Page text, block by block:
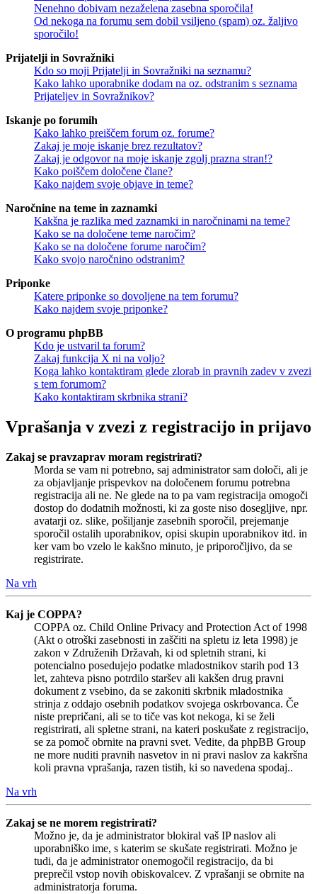
Nenehno dobivam nezaželena zasebna sporočila!
Od nekoga na forumu sem dobil vsiljeno (spam) oz. žaljivo
sporočilo!
Prijatelji in Sovražniki
Kdo so moji Prijatelji in Sovražniki na seznamu?
Kako lahko uporabnike dodam na oz. odstranim s seznama
Prijateljev in Sovražnikov?
Iskanje po forumih
Kako lahko preiščem forum oz. forume?
Zakaj je moje iskanje brez rezultatov?
Zakaj je odgovor na moje iskanje zgolj prazna stran!?
Kako poiščem določene člane?
Kako najdem svoje objave in teme?
Naročnine na teme in zaznamki
Kakšna je razlika med zaznamki in naročninami na teme?
Kako se na določene teme naročim?
Kako se na določene forume naročim?
Kako svojo naročnino odstranim?
Priponke
Katere priponke so dovoljene na tem forumu?
Kako najdem svoje priponke?
O programu phpBB
Kdo je ustvaril ta forum?
Zakaj funkcija X ni na voljo?
Koga lahko kontaktiram glede zlorab in pravnih zadev v zvezi
s tem forumom?
Kako kontaktiram skrbnika strani?
Vprašanja v zvezi z registracijo in prijavo
Zakaj se pravzaprav moram registrirati?
Morda se vam ni potrebno, saj administrator sam določi, ali je
za objavljanje prispevkov na določenem forumu potrebna
registracija ali ne. Ne glede na to pa vam registracija omogoči
dostop do dodatnih možnosti, ki za goste niso dosegljive, npr.
avatarji oz. slike, pošiljanje zasebnih sporočil, prejemanje
sporočil ostalih uporabnikov, opisi skupin uporabnikov itd. in
ker vam bo vzelo le kakšno minuto, je priporočljivo, da se
registrirate.
Na vrh
Kaj je COPPA?
COPPA oz. Child Online Privacy and Protection Act of 1998
(Akt o otroški zasebnosti in zaščiti na spletu iz leta 1998) je
zakon v Združenih Državah, ki od spletnih strani, ki
potencialno posedujejo podatke mladostnikov starih pod 13
let, zahteva pisno potrdilo staršev ali kakšen drug pravni
dokument z vsebino, da se zakoniti skrbnik mladostnika
strinja z oddajo osebnih podatkov svojega oskrbovanca. Če
niste prepričani, ali se to tiče vas kot nekoga, ki se želi
registrirati, ali spletne strani, na kateri poskušate z registracijo,
se za pomoč obrnite na pravni svet. Vedite, da phpBB Group
ne more nuditi pravnih nasvetov in ni pravi naslov za kakršna
koli pravna vprašanja, razen tistih, ki so navedena spodaj..
Na vrh
Zakaj se ne morem registrirati?
Možno je, da je administrator blokiral vaš IP naslov ali
uporabniško ime, s katerim se skušate registrirati. Možno je
tudi, da je administrator onemogočil registracijo, da bi
preprečil vstop novih obiskovalcev. Z vprašanji se obrnite na
administratorja foruma.